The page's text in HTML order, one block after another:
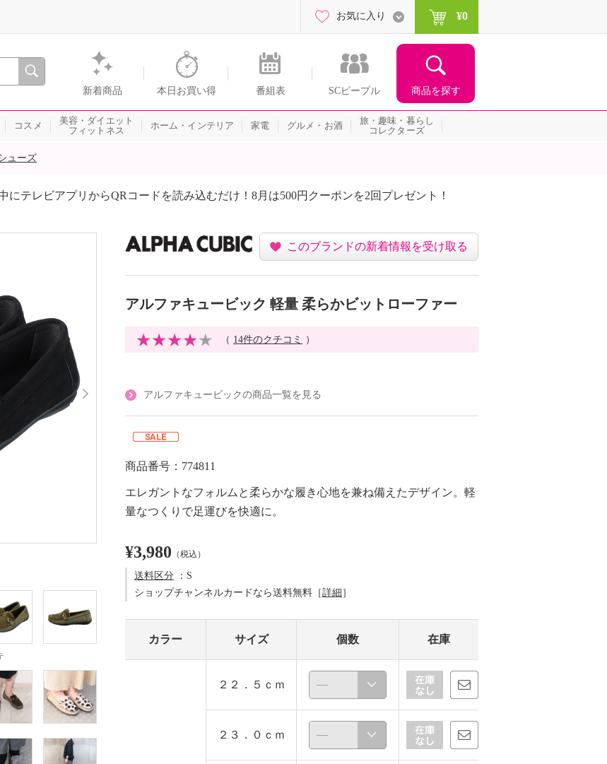
・テレビショッピングのショップチャンネル
新着商品 本日お買い得 番組表 SCピープル 商品を探す
お気に入り ¥0
コスメ
美容・ダイエット
フィットネス
ホーム・インテリア 家電 グルメ・お酒
旅・趣味・暮らし
コレクターズ
ューズ
にテレビアプリからQRコードを読み込むだけ！8月は500円クーポンを2回プレゼント！
このブランドの新着情報を受け取る
アルファキュービック 軽量 柔らかビットローファー
（ 14件のクチコミ ）
アルファキュービックの商品一覧を見る
商品番号：774811
エレガントなフォルムと柔らかな履き心地を兼ね備えたデザイン。軽
量なつくりで足運びを快適に。
¥3,980 （税込）
送料区分 ：S
ショップチャンネルカードなら送料無料［詳細 ］
カラー サイズ 個数 在庫
２２．５ｃｍ
２３．０ｃｍ